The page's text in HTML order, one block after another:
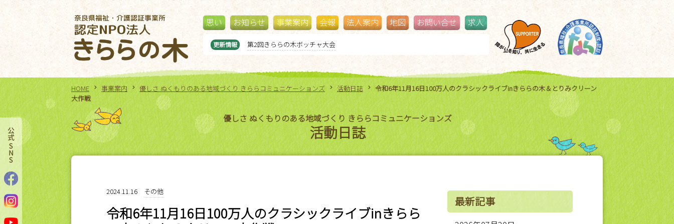
思い お知らせ 事業案内 会報 法人案内 地図 お問い合せ 求人
ボッチャ大会 更新情報 ジブリパークに行ってきました！ 更新情報 鳥見ふるさと夏祭り
HOME 事業案内 優しさ ぬくもりのある地域づくり きららコミュニケーションズ 活動日誌
令和6年11月16日100万人のクラシックライブinきららの木＆とりみクリーン
大作戦
優しさ ぬくもりのある地域づくり きららコミュニケーションズ
活動日誌
2024.11.16 その他
令和6年11月16日100万人のクラシックライブinきらら
最新記事